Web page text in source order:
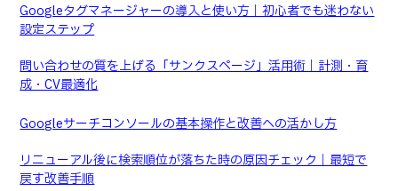
Googleタグマネージャーの導入と使い方｜初心者でも迷わない
設定ステップ
問い合わせの質を上げる「サンクスページ」活用術｜計測・育
成・CV最適化
Googleサーチコンソールの基本操作と改善への活かし方
リニューアル後に検索順位が落ちた時の原因チェック｜最短で
戻す改善手順